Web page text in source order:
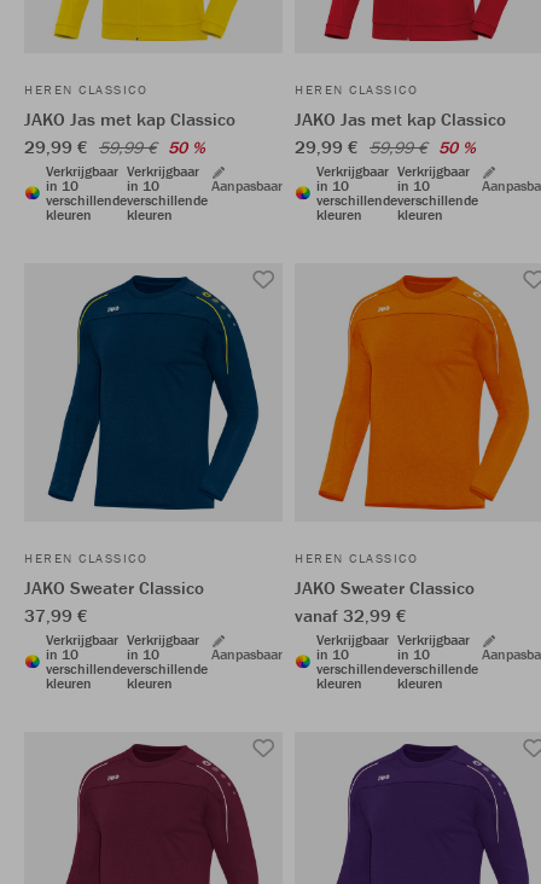
HEREN CLASSICO
JAKO Jas met kap Classico
29,99 € 59,99 € 50 %
Verkrijgbaar
in 10
verschillende
kleuren
Verkrijgbaar
in 10
verschillende
kleuren
Aanpasbaar
HEREN CLASSICO
JAKO Jas met kap Classico
29,99 € 59,99 € 50 %
Verkrijgbaar
in 10
verschillende
kleuren
Verkrijgbaar
in 10
verschillende
kleuren
HEREN CLASSICO
JAKO Sweater Classico
37,99 €
Verkrijgbaar
in 10
verschillende
kleuren
Verkrijgbaar
in 10
verschillende
kleuren
Aanpasbaar
HEREN CLASSICO
JAKO Sweater Classico
vanaf 32,99 €
Verkrijgbaar
in 10
verschillende
kleuren
Verkrijgbaar
in 10
verschillende
kleuren